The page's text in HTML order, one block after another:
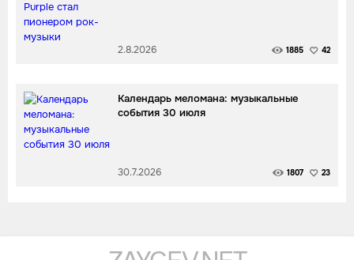
2.8.2026 1885 42
Календарь меломана: музыкальные
события 30 июля
30.7.2026 1807 23